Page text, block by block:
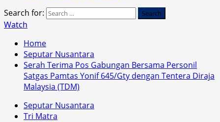
Search for:
Watch
Home
Seputar Nusantara
Serah Terima Pos Gabungan Bersama Personil
Satgas Pamtas Yonif 645/Gty dengan Tentera Diraja
Malaysia (TDM)
Seputar Nusantara
Tri Matra